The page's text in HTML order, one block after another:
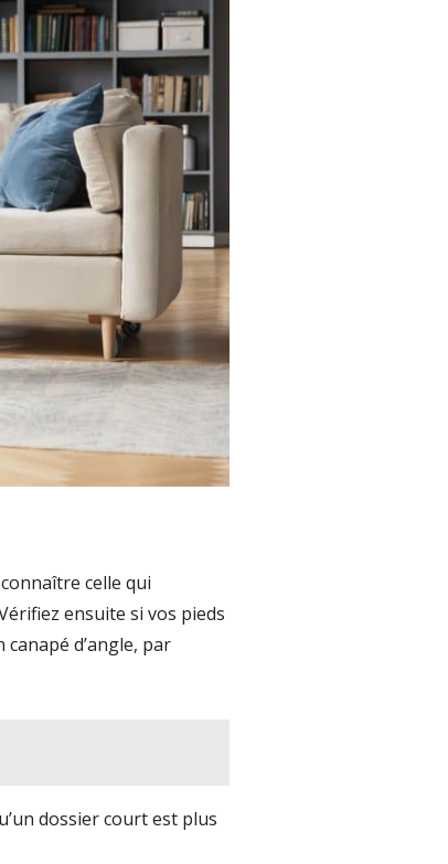
celle qui
ensuite si vos pieds
d’angle, par
dossier court est plus